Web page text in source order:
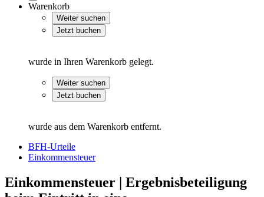
Warenkorb
Weiter suchen
Jetzt buchen
wurde in Ihren Warenkorb gelegt.
Weiter suchen
Jetzt buchen
wurde aus dem Warenkorb entfernt.
BFH-Urteile
Einkommensteuer
Einkommensteuer | Ergebnisbeteiligung